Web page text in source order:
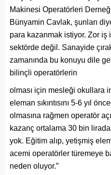
Makinesi Operatörleri
Bünyamin Cavlak, şunları
para kazanmak istiyor. Zor
sektörde değil. Sanayide
zamanında bu konuyu dile
bilinçli operatörlerin
olması için mesleği okullara
eleman sıkıntısını 5-6 yıl
olmasına rağmen operatör
kazanç ortalama 30 bin
yok. Eğitim alıp, yetişmiş
acemi operatörler türemeye
neden oluyor.”